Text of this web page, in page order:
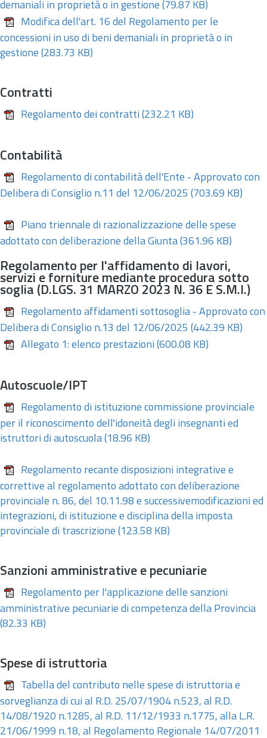
demaniali in proprietà o in gestione (79.87 KB)
Modifica dell'art. 16 del Regolamento per le
concessioni in uso di beni demaniali in proprietà o in
gestione (283.73 KB)
Contratti
Regolamento dei contratti (232.21 KB)
Contabilità
Regolamento di contabilità dell'Ente - Approvato con
Delibera di Consiglio n.11 del 12/06/2025 (703.69 KB)
Piano triennale di razionalizzazione delle spese
adottato con deliberazione della Giunta (361.96 KB)
Regolamento per l'affidamento di lavori,
servizi e forniture mediante procedura sotto
soglia (D.LGS. 31 MARZO 2023 N. 36 E S.M.I.)
Regolamento affidamenti sottosoglia - Approvato con
Delibera di Consiglio n.13 del 12/06/2025 (442.39 KB)
Allegato 1: elenco prestazioni (600.08 KB)
Autoscuole/IPT
Regolamento di istituzione commissione provinciale
per il riconoscimento dell'idoneità degli insegnanti ed
istruttori di autoscuola (18.96 KB)
Regolamento recante disposizioni integrative e
correttive al regolamento adottato con deliberazione
provinciale n. 86, del 10.11.98 e successivemodificazioni ed
integrazioni, di istituzione e disciplina della imposta
provinciale di trascrizione (123.58 KB)
Sanzioni amministrative e pecuniarie
Regolamento per l'applicazione delle sanzioni
amministrative pecuniarie di competenza della Provincia
(82.33 KB)
Spese di istruttoria
Tabella del contributo nelle spese di istruttoria e
sorveglianza di cui al R.D. 25/07/1904 n.523, al R.D.
14/08/1920 n.1285, al R.D. 11/12/1933 n.1775, alla L.R.
21/06/1999 n.18, al Regolamento Regionale 14/07/2011